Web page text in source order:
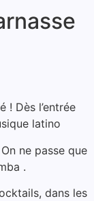
! Dès l’entrée
latino
ne passe que
.
dans les